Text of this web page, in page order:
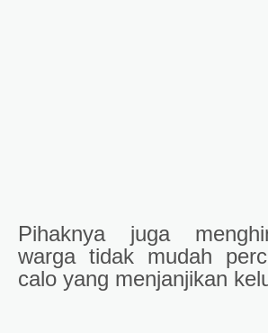
Pihaknya juga
warga tidak mudah
calo yang menjanjikan